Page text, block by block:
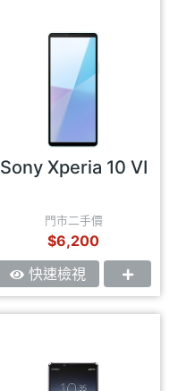
Sony Xperia 10 VI
門市二手價
$6,200
快速檢視